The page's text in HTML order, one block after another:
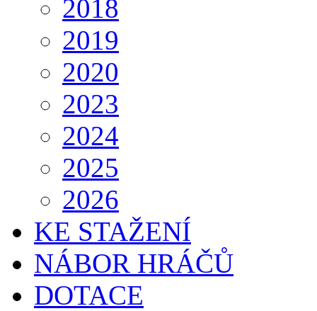
2018
2019
2020
2023
2024
2025
2026
KE STAŽENÍ
NÁBOR HRÁČŮ
DOTACE